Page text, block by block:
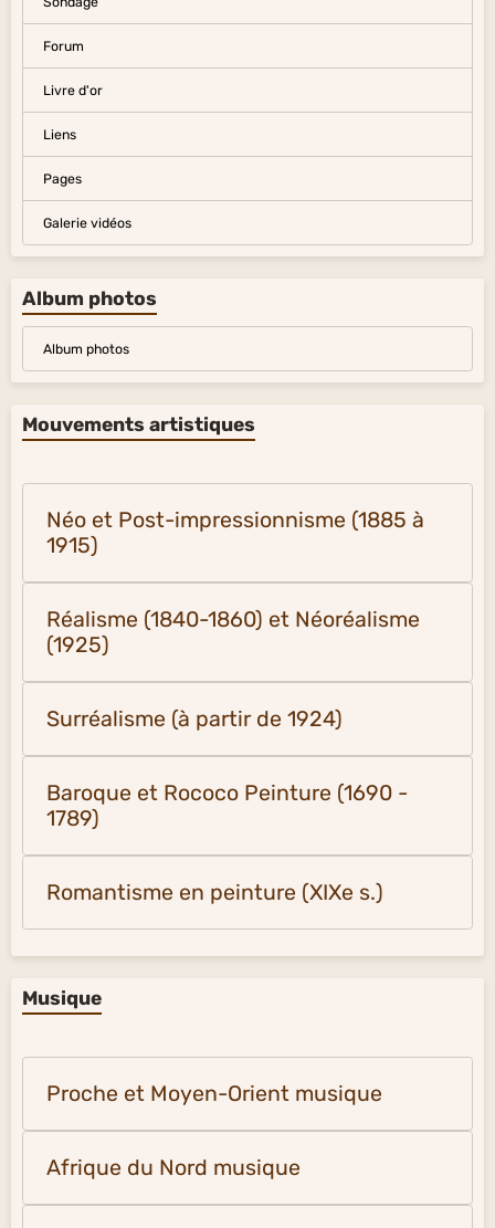
Forum
Livre d'or
Liens
Pages
Galerie vidéos
Album photos
Album photos
Mouvements artistiques
Néo et Post-impressionnisme (1885 à
1915)
Réalisme (1840-1860) et Néoréalisme
(1925)
Surréalisme (à partir de 1924)
Baroque et Rococo Peinture (1690 -
1789)
Romantisme en peinture (XIXe s.)
Musique
Proche et Moyen-Orient musique
Afrique du Nord musique